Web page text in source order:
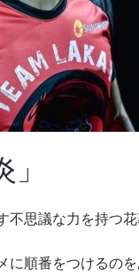
不思議な力を持つ花
に順番をつけるの